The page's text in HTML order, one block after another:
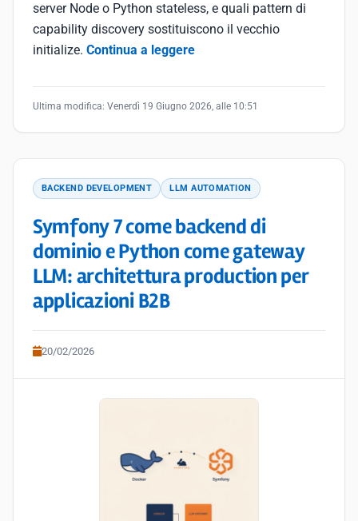
server Node o Python stateless, e quali pattern di
capability discovery sostituiscono il vecchio
initialize. Continua a leggere
Ultima modifica: Venerdì 19 Giugno 2026, alle 10:51
BACKEND DEVELOPMENT LLM AUTOMATION
Symfony 7 come backend di
dominio e Python come gateway
LLM: architettura production per
applicazioni B2B
20/02/2026